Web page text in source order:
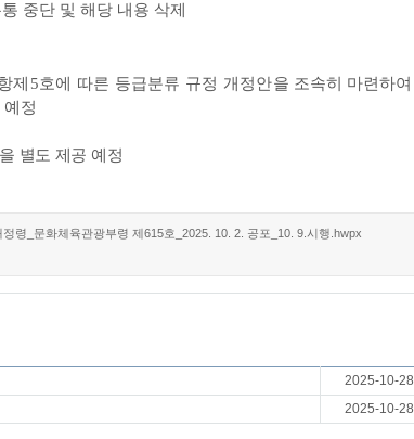
중단 및 해당 내용 삭제
제 5호에 따른 등급분류 규정 개정안을 조속히 마련하여
정
별도 제공 예정
령_문화체육관광부령 제615호_2025. 10. 2. 공포_10. 9.시행.hwpx
2025-10-28
2025-10-28